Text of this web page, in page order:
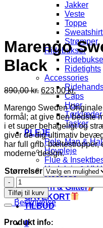
Jakker
Veste
Toppe
Strømper
Ridebukser
Ridetights
Accessories
Caps
Huer
Tørklæder
Tasker
PLEJE
Pels, Man &
Hovpleje
Flue &
Hudpleje & UV-
Massage
Unicorn & Glitter
GAVEKORT
TILBUD
0
Marengo
Black
890,00kr. Den
oprindelige
pris
var:
890,00 kr..
623,00kr.Den
aktuelle
pris
er:
623,00
Marengo Sweden
formål; at give den bedste
i et super behageligt og
giver de dig ultimativ
har full grib, bæltestropper,
moderne design.
Størrelser
Marengo
Sweden
Tights
Black
antal
Tilføj til kurv
Beskrivelse
Produkt info: